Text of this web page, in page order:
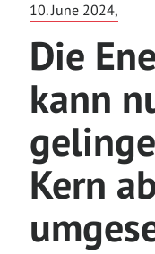
10. June 2024,
Die
kann
Kern